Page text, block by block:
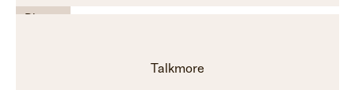
Talkmore